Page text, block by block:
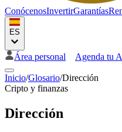
ConócenosInvertirGarantías
ES
Área personal Agenda tu
Inicio/Glosario/Dirección
Cripto y finanzas
Dirección